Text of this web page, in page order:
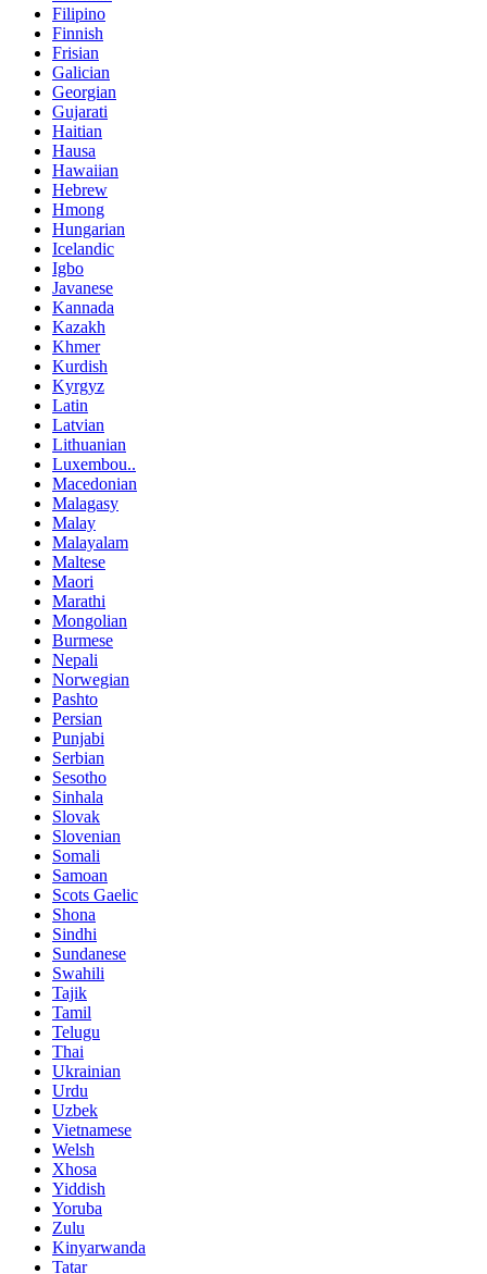
Filipino
Finnish
Frisian
Galician
Georgian
Gujarati
Haitian
Hausa
Hawaiian
Hebrew
Hmong
Hungarian
Icelandic
Igbo
Javanese
Kannada
Kazakh
Khmer
Kurdish
Kyrgyz
Latin
Latvian
Lithuanian
Luxembou..
Macedonian
Malagasy
Malay
Malayalam
Maltese
Maori
Marathi
Mongolian
Burmese
Nepali
Norwegian
Pashto
Persian
Punjabi
Serbian
Sesotho
Sinhala
Slovak
Slovenian
Somali
Samoan
Scots Gaelic
Shona
Sindhi
Sundanese
Swahili
Tajik
Tamil
Telugu
Thai
Ukrainian
Urdu
Uzbek
Vietnamese
Welsh
Xhosa
Yiddish
Yoruba
Zulu
Kinyarwanda
Tatar